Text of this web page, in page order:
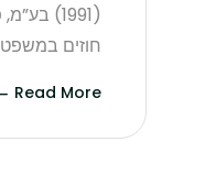
חוזים במשפט
Read More